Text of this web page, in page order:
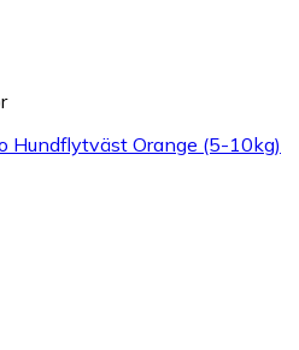
Hundflytväst Orange (5-10kg)